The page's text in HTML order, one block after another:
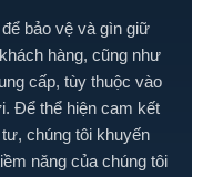
bảo vệ và gìn giữ
hàng, cũng như
cấp, tùy thuộc vào
Để thể hiện cam kết
chúng tôi khuyến
năng của chúng tôi